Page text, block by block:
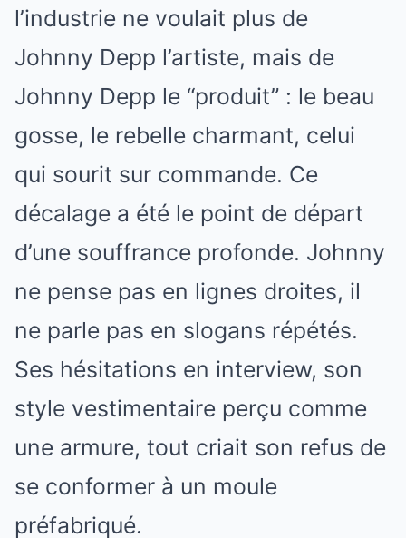
l’industrie ne voulait plus de
Johnny Depp l’artiste, mais de
Johnny Depp le “produit” : le beau
gosse, le rebelle charmant, celui
qui sourit sur commande. Ce
décalage a été le point de départ
d’une souffrance profonde. Johnny
ne pense pas en lignes droites, il
ne parle pas en slogans répétés.
Ses hésitations en interview, son
style vestimentaire perçu comme
une armure, tout criait son refus de
se conformer à un moule
préfabriqué.